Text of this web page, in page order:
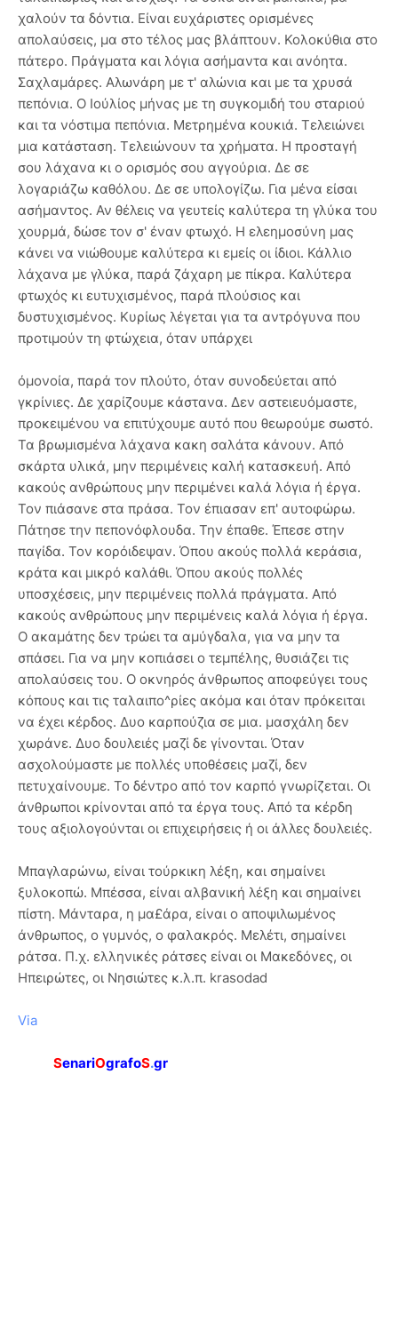
χαλούν τα δόντια. Είναι ευχάριστες ορισμένες
απολαύσεις, μα στο τέλος μας βλάπτουν. Κολοκύθια στο
πάτερο. Πράγματα και λόγια ασήμαντα και ανόητα.
Σαχλαμάρες. Αλωνάρη με τ' αλώνια και με τα χρυσά
πεπόνια. Ο Ιούλίος μήνας με τη συγκομιδή του σταριού
και τα νόστιμα πεπόνια. Μετρημένα κουκιά. Τελειώνει
μια κατάσταση. Τελειώνουν τα χρήματα. Η προσταγή
σου λάχανα κι ο ορισμός σου αγγούρια. Δε σε
λογαριάζω καθόλου. Δε σε υπολογίζω. Για μένα είσαι
ασήμαντος. Αν θέλεις να γευτείς καλύτερα τη γλύκα του
χουρμά, δώσε τον σ' έναν φτωχό. Η ελεημοσύνη μας
κάνει να νιώθουμε καλύτερα κι εμείς οι ίδιοι. Κάλλιο
λάχανα με γλύκα, παρά ζάχαρη με πίκρα. Καλύτερα
φτωχός κι ευτυχισμένος, παρά πλούσιος και
δυστυχισμένος. Κυρίως λέγεται για τα αντρόγυνα που
προτιμούν τη φτώχεια, όταν υπάρχει
όμονοία, παρά τον πλούτο, όταν συνοδεύεται από
γκρίνιες. Δε χαρίζουμε κάστανα. Δεν αστειευόμαστε,
προκειμένου να επιτύχουμε αυτό που θεωρούμε σωστό.
Τα βρωμισμένα λάχανα κακη σαλάτα κάνουν. Από
σκάρτα υλικά, μην περιμένεις καλή κατασκευή. Από
κακούς ανθρώπους μην περιμένει καλά λόγια ή έργα.
Τον πιάσανε στα πράσα. Τον έπιασαν επ' αυτοφώρω.
Πάτησε την πεπονόφλουδα. Την έπαθε. Έπεσε στην
παγίδα. Τον κορόιδεψαν. Όπου ακούς πολλά κεράσια,
κράτα και μικρό καλάθι. Όπου ακούς πολλές
υποσχέσεις, μην περιμένεις πολλά πράγματα. Από
κακούς ανθρώπους μην περιμένεις καλά λόγια ή έργα.
Ο ακαμάτης δεν τρώει τα αμύγδαλα, για να μην τα
σπάσει. Για να μην κοπιάσει ο τεμπέλης, θυσιάζει τις
απολαύσεις του. Ο οκνηρός άνθρωπος αποφεύγει τους
κόπους και τις ταλαιπο^ρίες ακόμα και όταν πρόκειται
να έχει κέρδος. Δυο καρπούζια σε μια. μασχάλη δεν
χωράνε. Δυο δουλειές μαζί δε γίνονται. Όταν
ασχολούμαστε με πολλές υποθέσεις μαζί, δεν
πετυχαίνουμε. Το δέντρο από τον καρπό γνωρίζεται. Οι
άνθρωποι κρίνονται από τα έργα τους. Από τα κέρδη
τους αξιολογούνται οι επιχειρήσεις ή οι άλλες δουλειές.
Μπαγλαρώνω, είναι τούρκικη λέξη, και σημαίνει
ξυλοκοπώ. Μπέσσα, είναι αλβανική λέξη και σημαίνει
πίστη. Μάνταρα, η μα£άρα, είναι ο αποψιλωμένος
άνθρωπος, ο γυμνός, ο φαλακρός. Μελέτι, σημαίνει
ράτσα. Π.χ. ελληνικές ράτσες είναι οι Μακεδόνες, οι
Ηπειρώτες, οι Νησιώτες κ.λ.π. krasodad
Via
SenariOgrafoS.gr